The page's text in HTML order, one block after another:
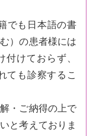
でも日本語の書
）の患者様には
付けておらず、
ても診察するこ
・ご納得の上で
と考えておりま